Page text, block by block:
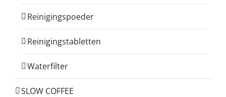
Reinigingspoeder
Reinigingstabletten
Waterfilter
SLOW COFFEE